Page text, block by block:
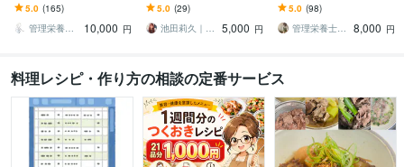
す SNS・企業販促に使え
る“おいしい見せ方”をサポ
ートします
5.0 (165)
管理栄養士asami
10,000 円
品分の簡単ごちそうメニ
ュー｜美容・健康テーマ
付き
5.0 (29)
池田莉久｜動画編集・栄養士ライター
5,000 円
ます 素材やコンセプト
を、より美味しく、より
魅力的に
5.0 (98)
管理栄養士 ai mama
8,000 円
料理レシピ・作り方の相談の定番サービス